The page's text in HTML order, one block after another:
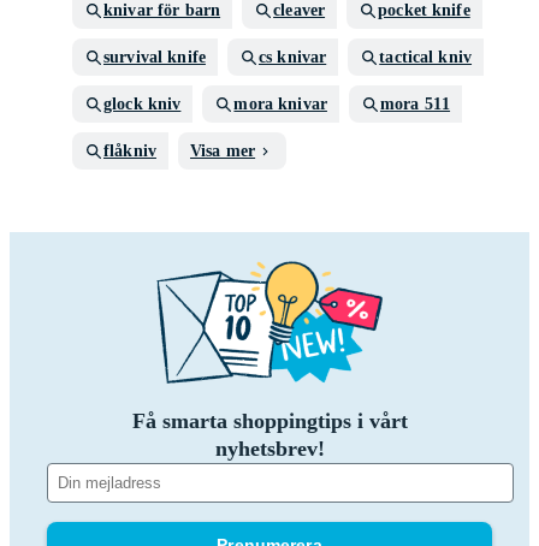
knivar för barn cleaver pocket knife
survival knife cs knivar tactical kniv
glock kniv mora knivar mora 511
flåkniv Visa mer
Få smarta shoppingtips i vårt
nyhetsbrev!